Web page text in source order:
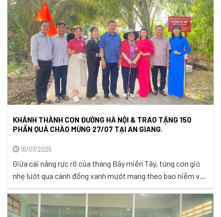
KHÁNH THÀNH CON ĐƯỜNG HÀ NỘI & TRAO TẶNG 150
PHẦN QUÀ CHÀO MỪNG 27/07 TẠI AN GIANG.
16/07/2025
Giữa cái nắng rực rỡ của tháng Bảy miền Tây, từng cơn gió
nhẹ lướt qua cánh đồng xanh mướt mang theo bao niềm vui,
hy vọng của bà con xã Ngọc Chúc. Ngày 12/7/2025, cùng với
cầu Thành Danh, cầu Thành Công thì con đường Hà Nội cũng
đã chính thức được khánh thành. ...